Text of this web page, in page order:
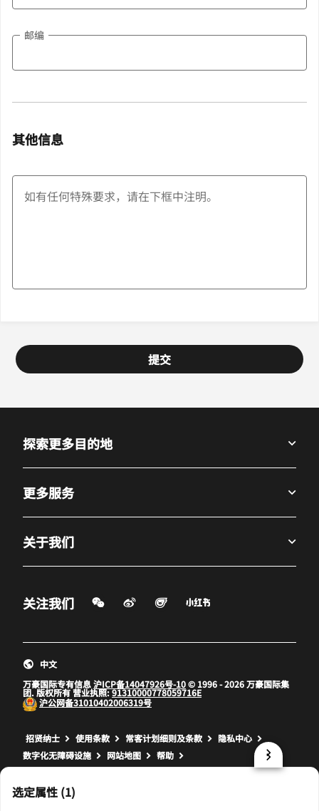
邮编
其他信息
提交
选定属性 (1)
探索更多目的地
更多服务
关于我们
关注我们 微信扫一扫
微博
打开新窗口
飞猪
打开新窗口打开新窗口
万豪国际专有信息沪ICP备14047926号-10© 1996 - 2026 万豪国际集
团. 版权所有 营业执照:91310000778059716E
沪公网备31010402006319号
中文
招贤纳士 打开新窗口
使用条款 打开新窗口
常客计划细则及条款 打开新窗口
隐私中心
数字化无障碍设施
网站地图 帮助
prod32,1A7E547A-C5C8-51BE-B97F-032236D8F567,NA